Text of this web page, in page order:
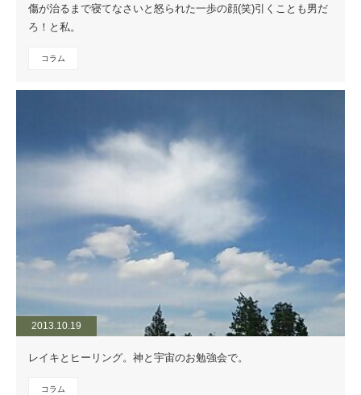
傷が治るまで寝てなさいと怒られた一歩の顔(笑)引くことも男だ
ろ！と私。
コラム
2013.10.19
レイキとヒーリング。神と宇宙のお勉強会で。
コラム